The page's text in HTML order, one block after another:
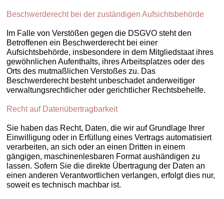
Beschwerderecht bei der zuständigen Aufsichtsbehörde
Im Falle von Verstößen gegen die DSGVO steht den
Betroffenen ein Beschwerderecht bei einer
Aufsichtsbehörde, insbesondere in dem Mitgliedstaat ihres
gewöhnlichen Aufenthalts, ihres Arbeitsplatzes oder des
Orts des mutmaßlichen Verstoßes zu. Das
Beschwerderecht besteht unbeschadet anderweitiger
verwaltungsrechtlicher oder gerichtlicher Rechtsbehelfe.
Recht auf Datenübertragbarkeit
Sie haben das Recht, Daten, die wir auf Grundlage Ihrer
Einwilligung oder in Erfüllung eines Vertrags automatisiert
verarbeiten, an sich oder an einen Dritten in einem
gängigen, maschinenlesbaren Format aushändigen zu
lassen. Sofern Sie die direkte Übertragung der Daten an
einen anderen Verantwortlichen verlangen, erfolgt dies nur,
soweit es technisch machbar ist.